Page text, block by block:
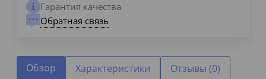
Гарантия качества
Обратная связь
Обзор Характеристики Отзывы (0)